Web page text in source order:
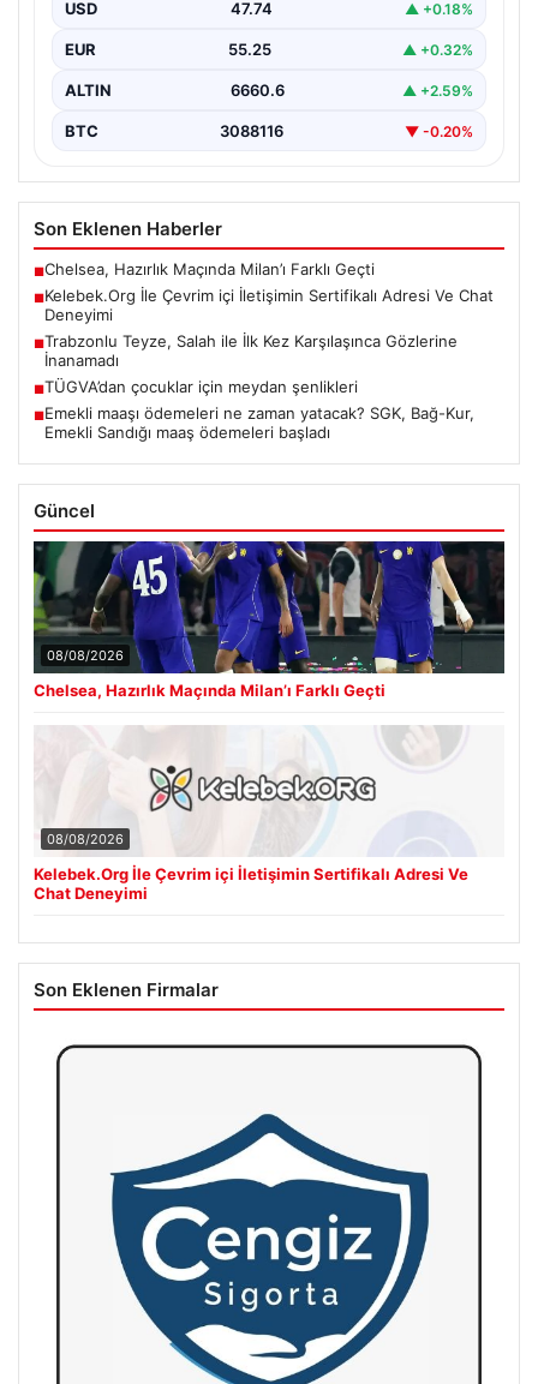
Günümüzde…
USD 47.74 ▲ +0.18%
EUR 55.25 ▲ +0.32%
ALTIN 6660.6 ▲ +2.59%
BTC 3088116 ▼ -0.20%
Son Eklenen Haberler
■Chelsea, Hazırlık Maçında Milan’ı Farklı Geçti
■Kelebek.Org İle Çevrim içi İletişimin Sertifikalı Adresi Ve Chat
Deneyimi
■Trabzonlu Teyze, Salah ile İlk Kez Karşılaşınca Gözlerine
İnanamadı
■TÜGVA’dan çocuklar için meydan şenlikleri
■Emekli maaşı ödemeleri ne zaman yatacak? SGK, Bağ-Kur,
Emekli Sandığı maaş ödemeleri başladı
Güncel
08/08/2026
Chelsea, Hazırlık Maçında Milan’ı Farklı Geçti
08/08/2026
Kelebek.Org İle Çevrim içi İletişimin Sertifikalı Adresi Ve
Chat Deneyimi
Son Eklenen Firmalar